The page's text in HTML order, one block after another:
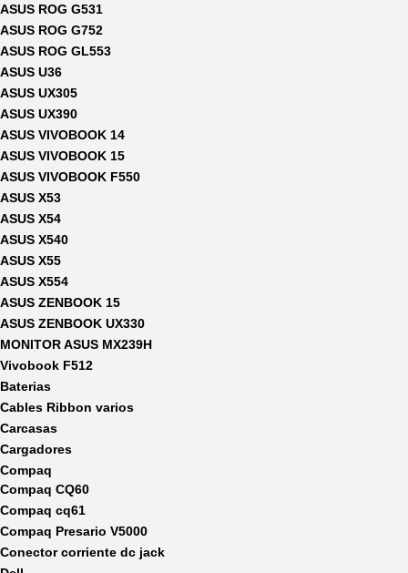
ASUS ROG G531
ASUS ROG G752
ASUS ROG GL553
ASUS U36
ASUS UX305
ASUS UX390
ASUS VIVOBOOK 14
ASUS VIVOBOOK 15
ASUS VIVOBOOK F550
ASUS X53
ASUS X54
ASUS X540
ASUS X55
ASUS X554
ASUS ZENBOOK 15
ASUS ZENBOOK UX330
MONITOR ASUS MX239H
Vivobook F512
Baterias
Cables Ribbon varios
Carcasas
Cargadores
Compaq
Compaq CQ60
Compaq cq61
Compaq Presario V5000
Conector corriente dc jack